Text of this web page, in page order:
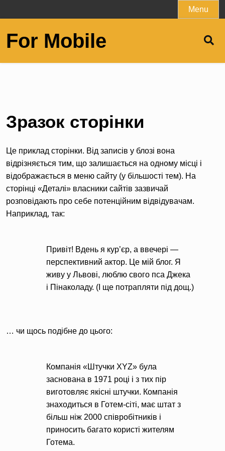
to
Menu
For Mobile
Зразок сторінки
Це приклад сторінки. Від записів у блозі вона
відрізняється тим, що залишається на одному місці і
відображається в меню сайту (у більшості тем). На
сторінці «Деталі» власники сайтів зазвичай
розповідають про себе потенційним відвідувачам.
Наприклад, так:
Привіт! Вдень я кур’єр, а ввечері —
перспективний актор. Це мій блог. Я
живу у Львові, люблю свого пса Джека
і Пінаколаду. (І ще потрапляти під дощ.)
… чи щось подібне до цього:
Компанія «Штучки XYZ» була
заснована в 1971 році і з тих пір
виготовляє якісні штучки. Компанія
знаходиться в Готем-сіті, має штат з
більш ніж 2000 співробітників і
приносить багато користі жителям
Готема.